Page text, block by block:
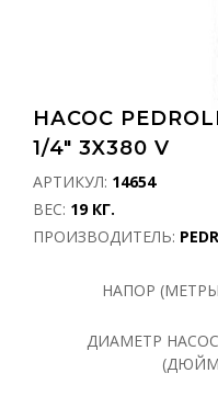
НАСОС
1/4" 3X380 V
АРТИКУЛ: 14654
ВЕС: 19 КГ.
ПРОИЗВОДИТЕЛЬ:
НАПОР
ДИАМЕТР